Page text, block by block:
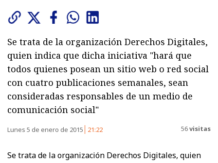
Se trata de la organización Derechos Digitales,
quien indica que dicha iniciativa "hará que
todos quienes posean un sitio web o red social
con cuatro publicaciones semanales, sean
consideradas responsables de un medio de
comunicación social"
Lunes 5 de enero de 2015 21:22 56visitas
Se trata de la organización Derechos Digitales, quien